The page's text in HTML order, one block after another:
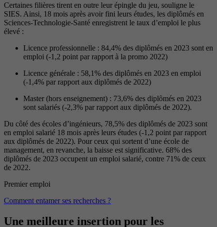
Certaines filières tirent en outre leur épingle du jeu, souligne le
SIES. Ainsi, 18 mois après avoir fini leurs études, les diplômés en
Sciences-Technologie-Santé enregistrent le taux d’emploi le plus
élevé :
Licence professionnelle : 84,4% des diplômés en 2023 sont en
emploi (-1,2 point par rapport à la promo 2022)
Licence générale : 58,1% des diplômés en 2023 en emploi
(-1,4% par rapport aux diplômés de 2022)
Master (hors enseignement) : 73,6% des diplômés en 2023
sont salariés (-2,3% par rapport aux diplômés de 2022).
Du côté des écoles d’ingénieurs, 78,5% des diplômés de 2023 sont
en emploi salarié 18 mois après leurs études (-1,2 point par rapport
aux diplômés de 2022). Pour ceux qui sortent d’une école de
management, en revanche, la baisse est significative. 68% des
diplômés de 2023 occupent un emploi salarié, contre 71% de ceux
de 2022.
Premier emploi
Comment entamer ses recherches ?
Une meilleure insertion pour les